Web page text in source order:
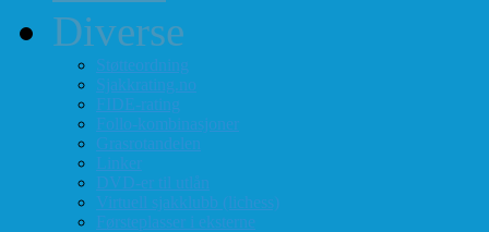
Diverse
Støtteordning
Sjakkrating.no
FIDE-rating
Follo-kombinasjoner
Grasrotandelen
Linker
DVD-er til utlån
Virtuell sjakklubb (lichess)
Førsteplasser i eksterne